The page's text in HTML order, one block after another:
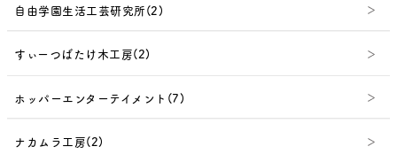
自由学園生活工芸研究所(2)
すぃーつばたけ木工房(2)
ホッパーエンターテイメント(7)
ナカムラ工房(2)